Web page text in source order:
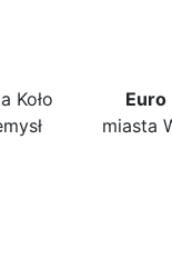
Koło
Euro
miasta